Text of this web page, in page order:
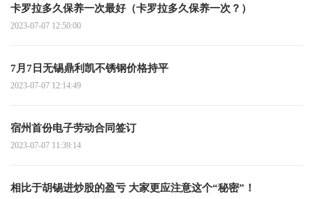
卡罗拉多久保养一次最好（卡罗拉多久保养一次？）
2023-07-07 12:50:00
7月7日无锡鼎利凯不锈钢价格持平
2023-07-07 12:14:49
宿州首份电子劳动合同签订
2023-07-07 11:39:14
相比于胡锡进炒股的盈亏 大家更应注意这个“秘密”！